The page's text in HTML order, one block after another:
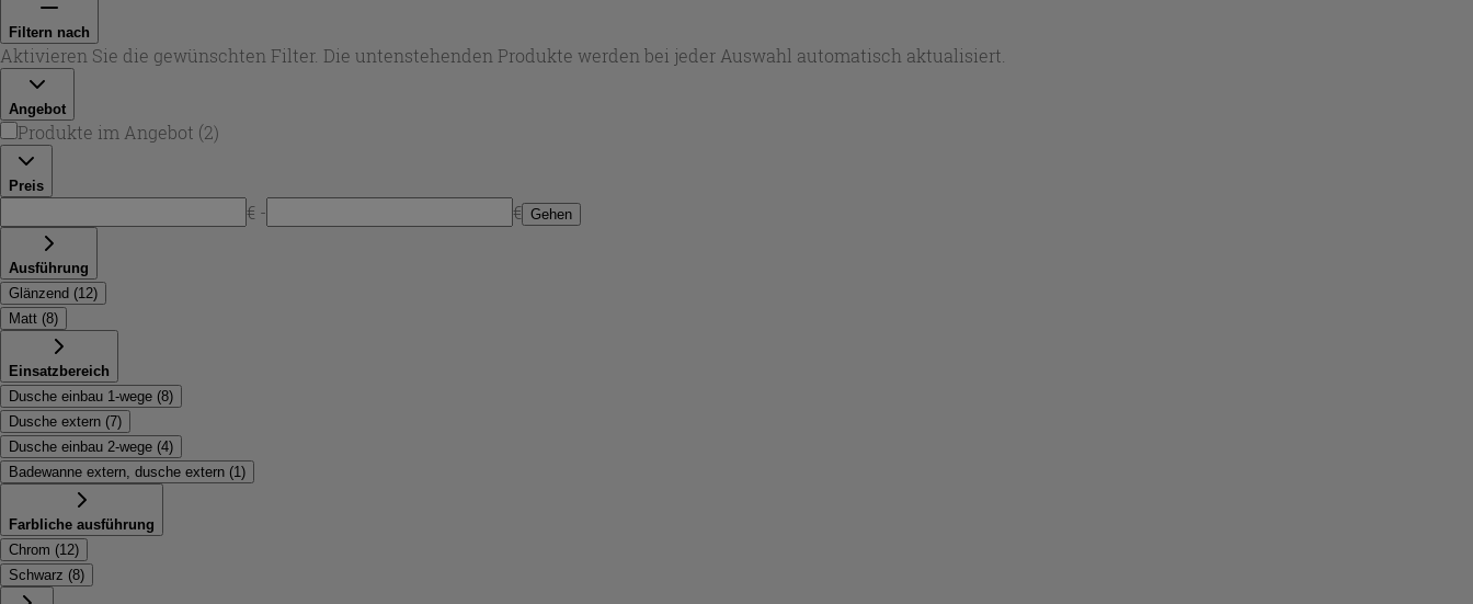
Filtern nach
Aktivieren Sie die gewünschten Filter. Die untenstehenden Produkte werden bei jeder Auswahl automatisch aktualisiert.
Angebot
Produkte im Angebot (2)
Preis
€ - € Gehen
Ausführung
Glänzend (12)
Matt (8)
Einsatzbereich
Dusche einbau 1-wege (8)
Dusche extern (7)
Dusche einbau 2-wege (4)
Badewanne extern, dusche extern (1 )
Farbliche ausführung
Chrom (12)
Schwarz (8)